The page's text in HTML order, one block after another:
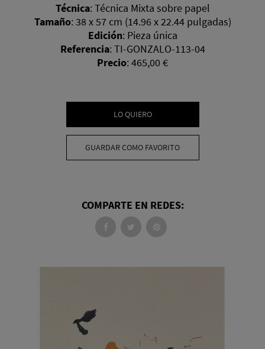
Técnica: Técnica Mixta sobre papel
Tamaño: 38 x 57 cm (14.96 x 22.44 pulgadas)
Edición: Pieza única
Referencia: TI-GONZALO-113-04
Precio: 465,00 €
LO QUIERO
GUARDAR COMO FAVORITO
COMPARTE EN REDES: